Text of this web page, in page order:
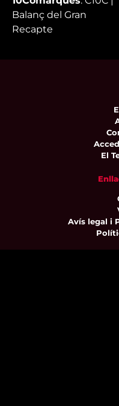
Balanç del Gran
Recapte
El
Avís legal i